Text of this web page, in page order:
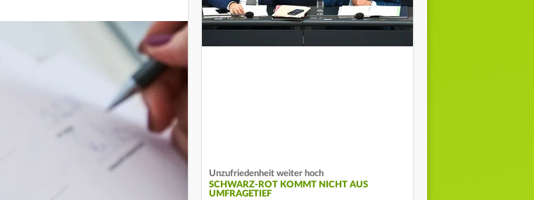
Unzufriedenheit weiter hoch
SCHWARZ-ROT KOMMT NICHT AUS
UMFRAGETIEF